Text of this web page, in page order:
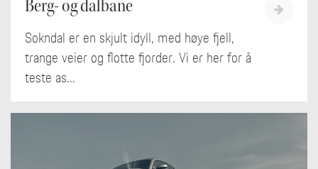
Berg- og dalbane
Sokndal er en skjult idyll, med høye fjell,
trange veier og flotte fjorder. Vi er her for å
teste as...